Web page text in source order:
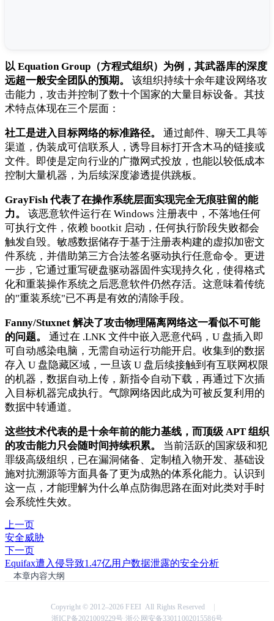
以 Equation Group（方程式组织）为例，其武器库的深度
远超一般安全团队的预期。
该组织持续十余年建设网络攻
击能力，攻击并控制了数十个国家的大量目标设备。其技
术特点体现在三个层面：
社工是进入目标网络的标准路径。
通过邮件、聊天工具等
渠道，伪装成可信联系人，诱导目标打开含木马的链接或
文件。即使是定向行业的广撒网式投放，也能以较低成本
控制大量机器，为后续深度渗透提供跳板。
GrayFish 代表了在操作系统层面实现完全无痕驻留的能
力。
该恶意软件运行在 Windows 注册表中，不落地任何
可执行文件，依赖 bootkit 启动，任何执行阶段失败都会
触发自毁。敏感数据储存于基于注册表构建的虚拟加密文
件系统，并借助第三方合法签名驱动执行任意命令。更进
一步，它通过重写硬盘驱动器固件实现持久化，使得格式
化和重装操作系统之后恶意软件仍然存活。这意味着传统
的"重装系统"已不再是有效的清除手段。
Fanny/Stuxnet 解决了攻击物理隔离网络这一看似不可能
的问题。
通过在 .LNK 文件中嵌入恶意代码，U 盘插入即
可自动感染电脑，无需自动运行功能开启。收集到的数据
存入 U 盘隐藏区域，一旦该 U 盘后续接触到有互联网权限
的机器，数据自动上传，新指令自动下载，再通过下次插
入目标机器完成执行。气隙网络因此成为可被反复利用的
数据中转通道。
这些技术代表的是十余年前的能力基线，而顶级 APT 组织
的攻击能力只会随时间持续积累。
当前活跃的国家级和犯
罪级高级组织，已在漏洞储备、定制植入物开发、基础设
施对抗溯源等方面具备了更为成熟的体系化能力。认识到
这一点，才能理解为什么单点防御思路在面对此类对手时
会系统性失效。
上一页
安全威胁
下一页
Equifax遭入侵导致1.47亿用户数据泄露的安全分析
本章内容大纲
Copyright © 2012–2026 FEEI All Rights Reserved
浙ICP备2021009229号 ·浙公网安备33011002015586号